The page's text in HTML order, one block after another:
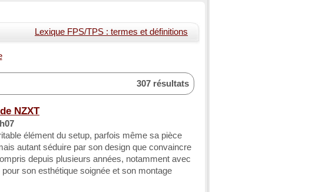
Lexique FPS/TPS : termes et définitions
307 résultats
NZXT
élément du setup, parfois même sa pièce
autant séduire par son design que convaincre
depuis plusieurs années, notamment avec
son esthétique soignée et son montage